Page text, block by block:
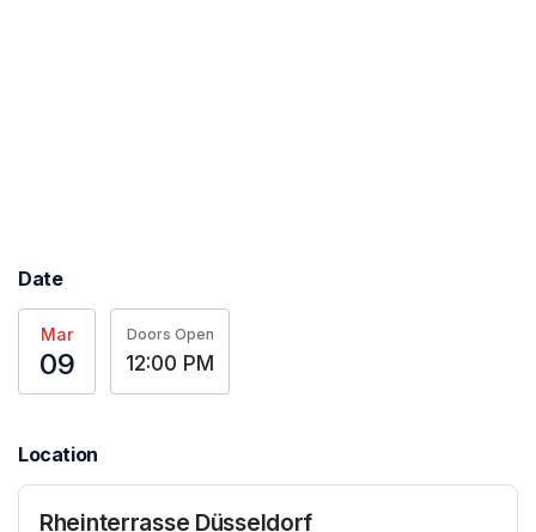
Date
Mar
09
Doors Open
12:00 PM
Location
Rheinterrasse Düsseldorf